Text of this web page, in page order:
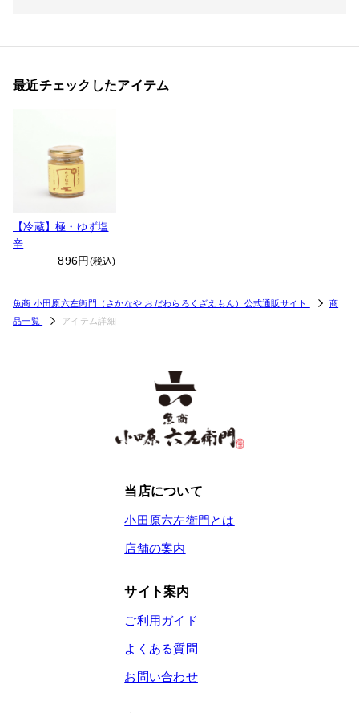
魚商 小田原六左衛門（さかなや おだわらろくざえもん）公式通販サイト
商
品一覧
アイテム詳細
最近チェックしたアイテム
【冷蔵】極・ゆず塩
辛
896円 (税込)
当店について
小田原六左衛門とは
店舗の案内
サイト案内
ご利用ガイド
よくある質問
お問い合わせ